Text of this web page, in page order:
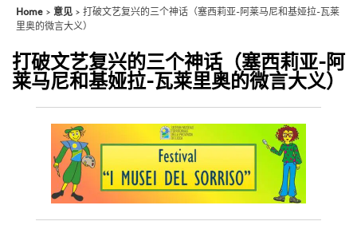
Home 意见
打破文艺复兴的三个神话（塞西莉亚-阿莱马尼和基娅拉-瓦莱
里奥的微言大义）
打破文艺复兴的三个神话（塞西莉亚-阿
莱马尼和基娅拉-瓦莱里奥的微言大义）